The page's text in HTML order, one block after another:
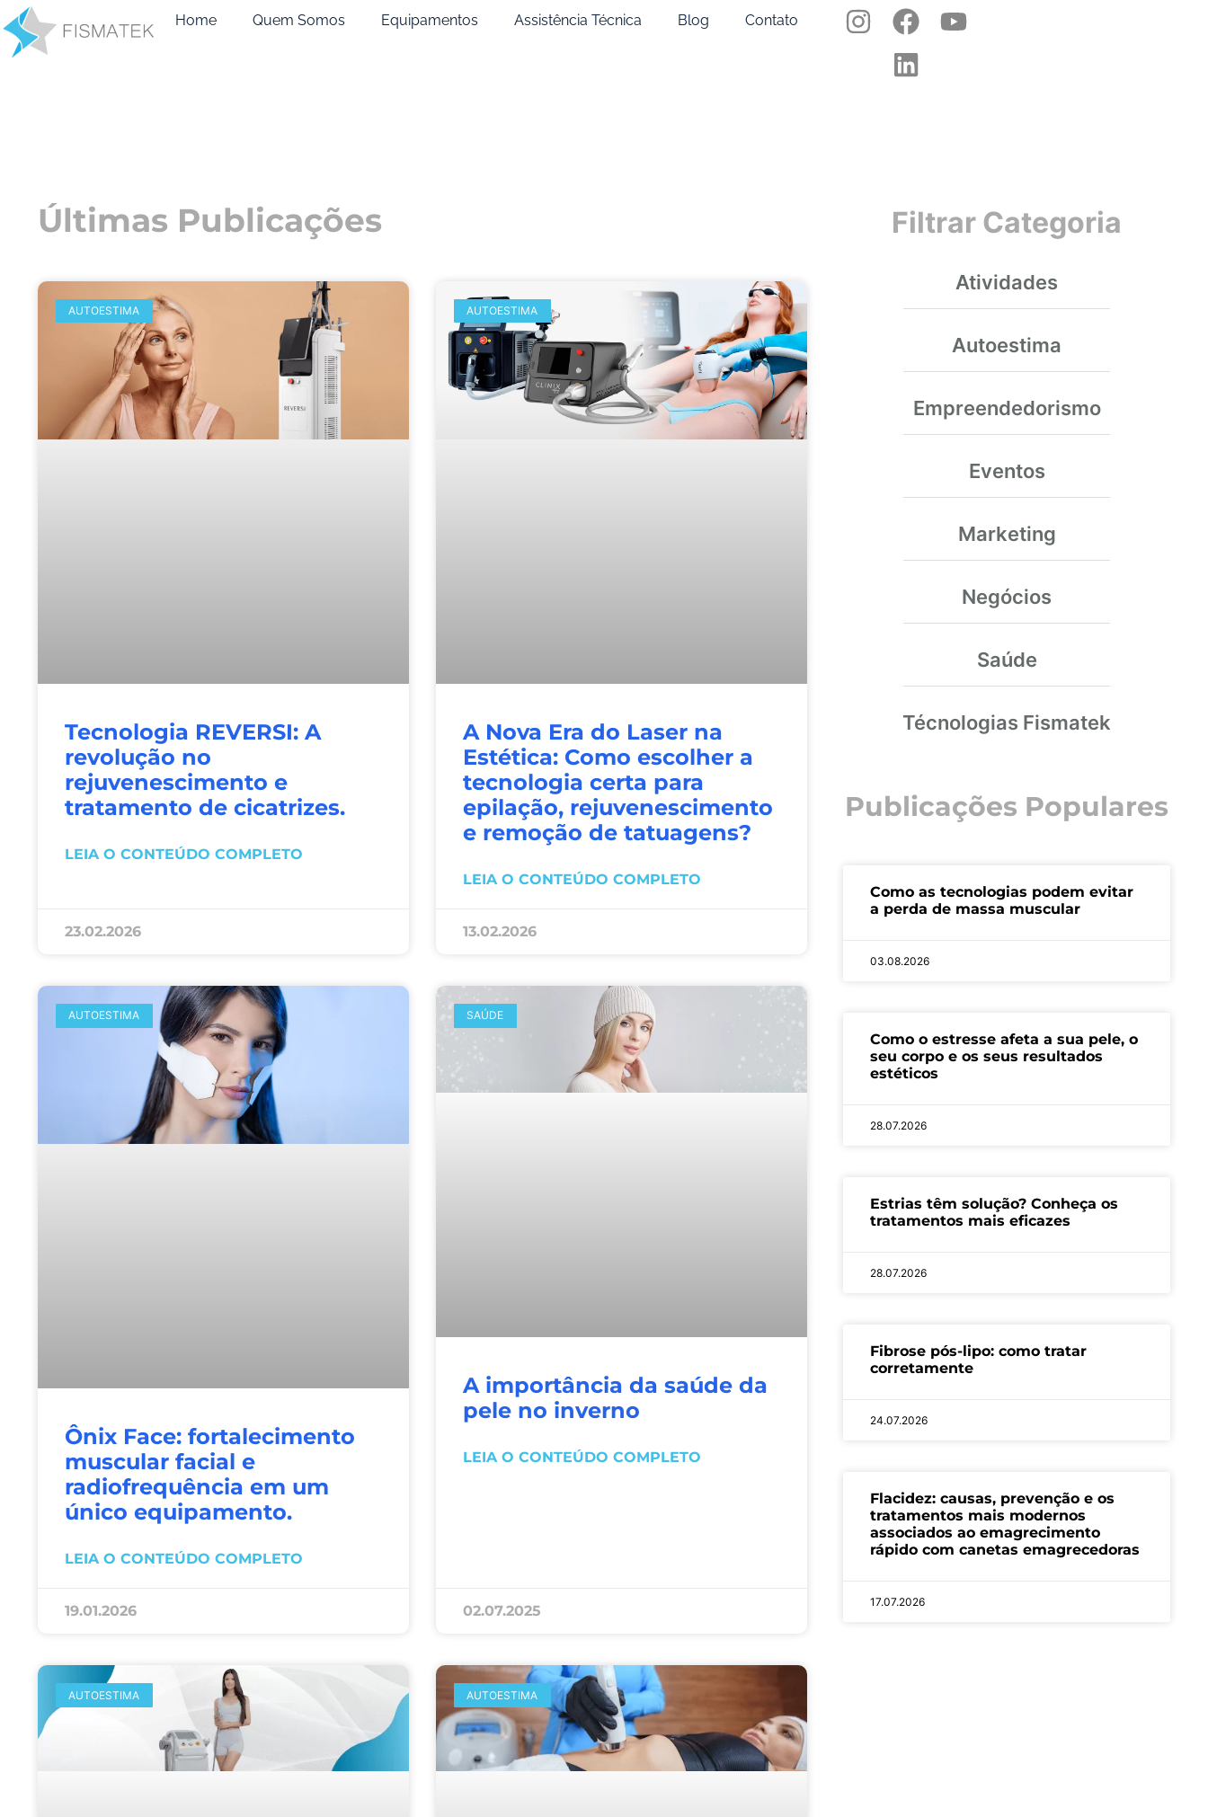
Home Quem Somos Equipamentos Assistência Técnica Blog Contato
Últimas Publicações
AUTOESTIMA
Tecnologia REVERSI: A
revolução no
rejuvenescimento e
tratamento de cicatrizes.
LEIA O CONTEÚDO COMPLETO
23.02.2026
AUTOESTIMA
A Nova Era do Laser na
Estética: Como escolher a
tecnologia certa para
epilação, rejuvenescimento
e remoção de tatuagens?
LEIA O CONTEÚDO COMPLETO
13.02.2026
AUTOESTIMA
Ônix Face: fortalecimento
muscular facial e
radiofrequência em um
único equipamento.
LEIA O CONTEÚDO COMPLETO
19.01.2026
SAÚDE
A importância da saúde da
pele no inverno
LEIA O CONTEÚDO COMPLETO
02.07.2025
AUTOESTIMA AUTOESTIMA
Filtrar Categoria
Atividades
Autoestima
Empreendedorismo
Eventos
Marketing
Negócios
Saúde
Técnologias Fismatek
Publicações Populares
Como as tecnologias podem evitar
a perda de massa muscular
03.08.2026
Como o estresse afeta a sua pele, o
seu corpo e os seus resultados
estéticos
28.07.2026
Estrias têm solução? Conheça os
tratamentos mais eficazes
28.07.2026
Fibrose pós-lipo: como tratar
corretamente
24.07.2026
Flacidez: causas, prevenção e os
tratamentos mais modernos
associados ao emagrecimento
rápido com canetas emagrecedoras
17.07.2026